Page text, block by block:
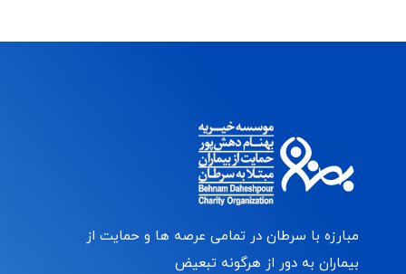
مبارزه با سرطان در تمامی عرصه ها و حمایت از
بیماران به دور از هرگونه تبعیض